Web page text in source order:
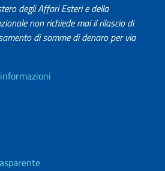
degli Affari Esteri e della
non richiede mai il rilascio di
di somme di denaro per via